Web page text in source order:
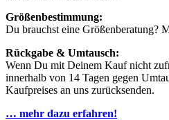
Größenbestimmung:
Du brauchst eine Größenberatung?
Rückgabe & Umtausch:
Wenn Du mit Deinem Kauf nicht
innerhalb von 14 Tagen gegen
Kaufpreises an uns zurücksenden.
… mehr dazu erfahren!